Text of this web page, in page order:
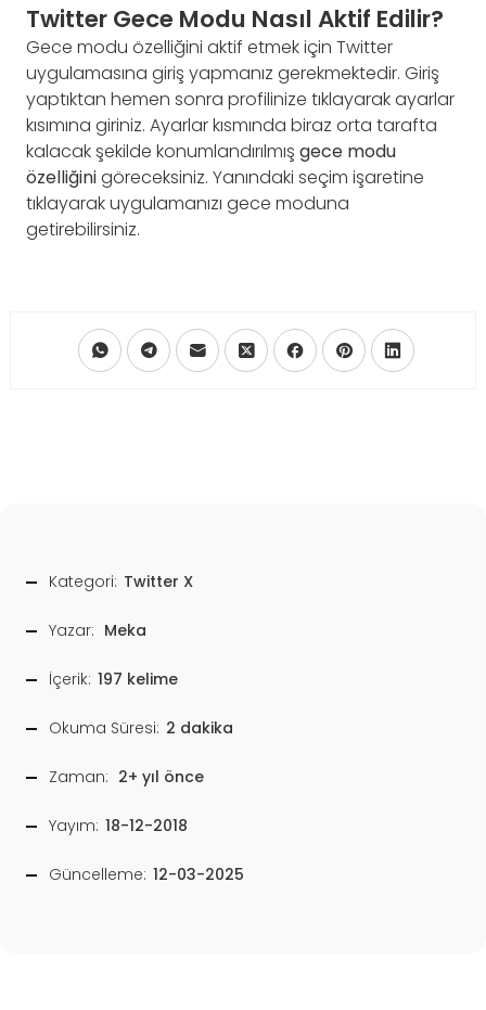
Twitter Gece Modu Nasıl Aktif Edilir?
Gece modu özelliğini aktif etmek için Twitter
uygulamasına giriş yapmanız gerekmektedir. Giriş
yaptıktan hemen sonra profilinize tıklayarak ayarlar
kısımına giriniz. Ayarlar kısmında biraz orta tarafta
kalacak şekilde konumlandırılmış gece modu
özelliğinigöreceksiniz. Yanındaki seçim işaretine
tıklayarak uygulamanızı gece moduna
getirebilirsiniz.
Kategori: Twitter X
Yazar: Meka
İçerik: 197 kelime
Okuma Süresi: 2 dakika
Zaman: 2+ yıl önce
Yayım: 18-12-2018
Güncelleme: 12-03-2025